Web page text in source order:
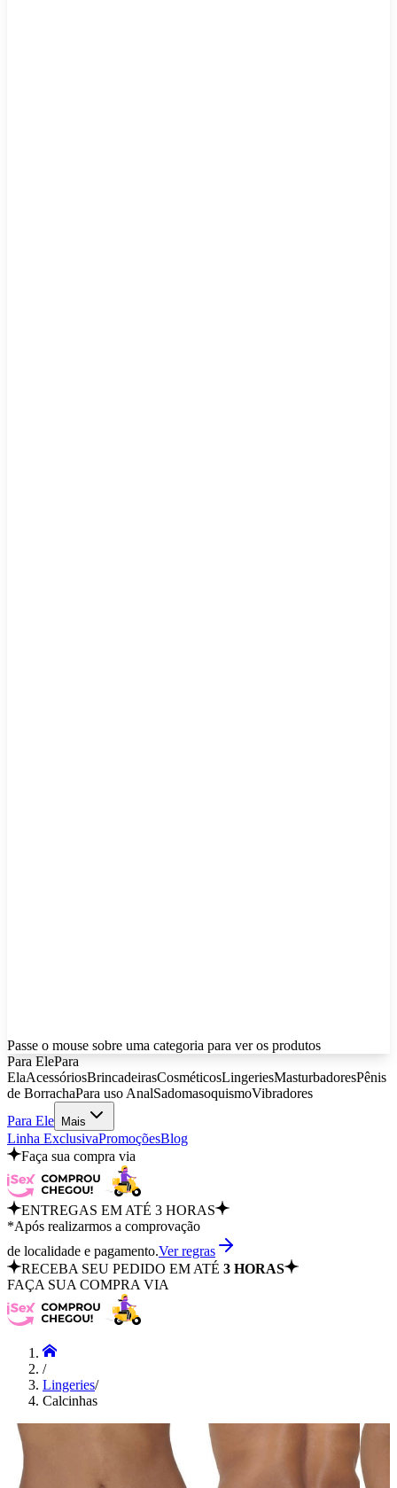
Passe o mouse sobre uma categoria para ver os produtos
Para ElePara
ElaAcessóriosBrincadeirasCosméticosLingeriesMasturbadoresPênis
de BorrachaPara uso AnalSadomasoquismoVibradores
Para Ele
Mais
Linha ExclusivaPromoçõesBlog
Faça sua compra via
ENTREGAS EM ATÉ 3 HORAS
*Após realizarmos a comprovação
de localidade e pagamento.Ver regras
RECEBA SEU PEDIDO EM ATÉ 3 HORAS
FAÇA SUA COMPRA VIA
/
Lingeries/
Calcinhas